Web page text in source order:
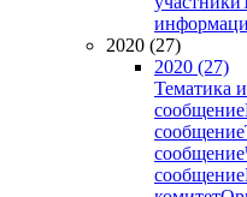
2020 (27)
2020 (27)
Тематика
сообщение
сообщение
сообщение
сообщение